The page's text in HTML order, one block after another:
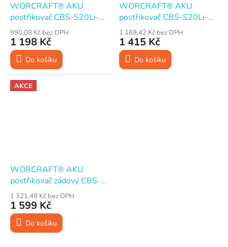
WORCRAFT® AKU
postřikovač CBS-S20Li-5L
5 l, 10 W, 20 V ShareSYS
(bez baterie a nabíječky)
990,08 Kč bez DPH
1 198 Kč
Do košíku
WORCRAFT® AKU
postřikovač CBS-S20Li-8L
8 l, 10 W, 20 V ShareSYS
(bez baterie a nabíječky)
1 169,42 Kč bez DPH
1 415 Kč
Do košíku
AKCE
WORCRAFT® AKU
postřikovač zádový CBS-
S20Li 12 l, 20 V
ShareSYS (bez baterie a
nabíječky)
1 321,49 Kč bez DPH
1 599 Kč
Do košíku